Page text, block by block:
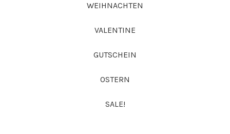
WEIHNACHTEN
VALENTINE
GUTSCHEIN
OSTERN
SALE!